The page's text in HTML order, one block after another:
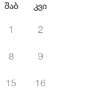
Შაბ Კვი
1 2
8 9
15 16